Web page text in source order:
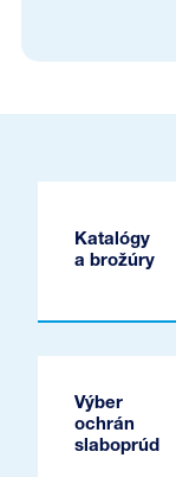
Katalógy
a brožúry
Výber
ochrán
slaboprúd